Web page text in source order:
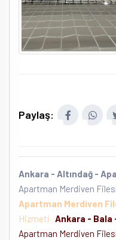
Paylaş:
Ankara - Altındağ -
Apartman Merdiven
Apartman Merdiven
Hizmeti Ankara - Bala
Apartman Merdiven